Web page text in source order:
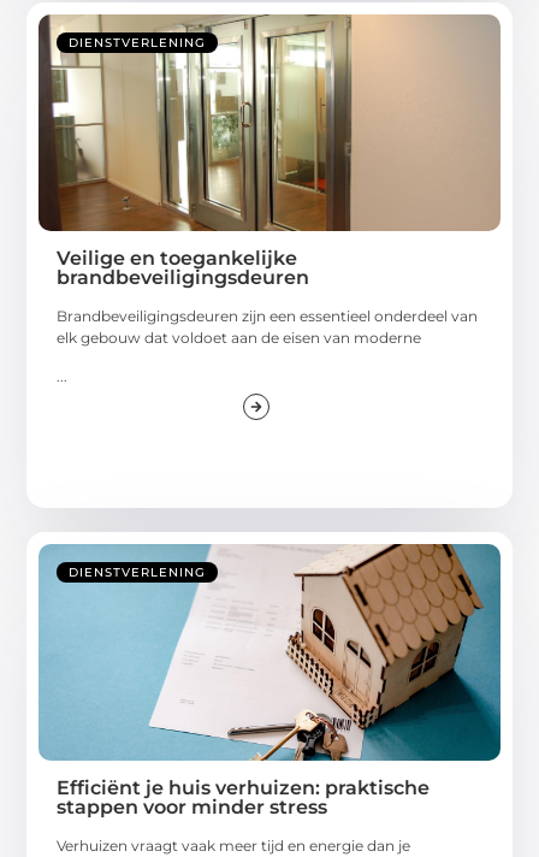
DIENSTVERLENING
Veilige en toegankelijke
brandbeveiligingsdeuren
Brandbeveiligingsdeuren zijn een essentieel onderdeel van
elk gebouw dat voldoet aan de eisen van moderne
...
DIENSTVERLENING
Efficiënt je huis verhuizen: praktische
stappen voor minder stress
Verhuizen vraagt vaak meer tijd en energie dan je